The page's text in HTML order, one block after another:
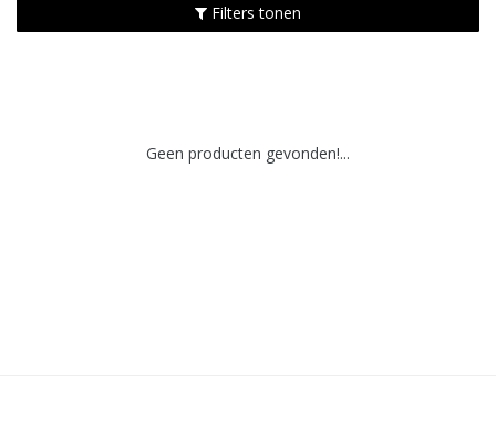
Filters tonen
Geen producten gevonden!...